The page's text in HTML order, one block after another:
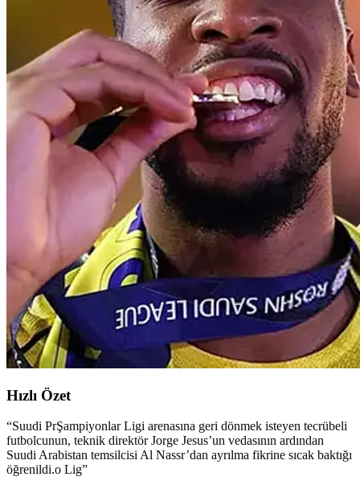
Hızlı Özet
“Suudi PrŞampiyonlar Ligi arenasına geri dönmek isteyen tecrübeli
futbolcunun, teknik direktör Jorge Jesus’un vedasının ardından
Suudi Arabistan temsilcisi Al Nassr’dan ayrılma fikrine sıcak baktığı
öğrenildi.o Lig”